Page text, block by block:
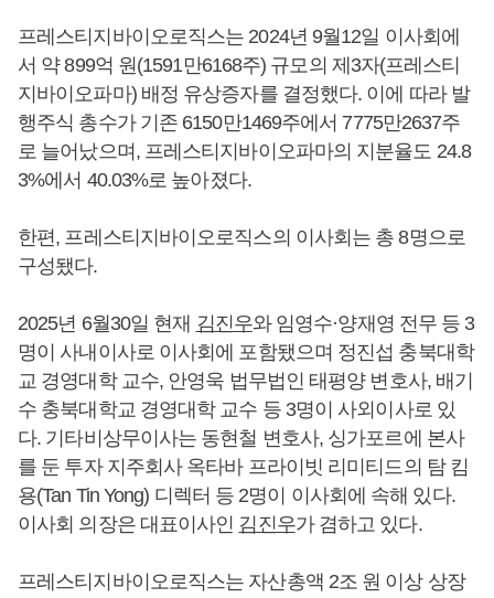
프레스티지바이오로직스는 2024년 9월12일 이사회에
서 약 899억 원(1591만6168주) 규모의 제3자(프레스티
지바이오파마) 배정 유상증자를 결정했다. 이에 따라 발
행주식 총수가 기존 6150만1469주에서 7775만2637주
로 늘어났으며, 프레스티지바이오파마의 지분율도 24.8
3%에서 40.03%로 높아졌다.
한편, 프레스티지바이오로직스의 이사회는 총 8명으로
구성됐다.
2025년 6월30일 현재 김진우와 임영수·양재영 전무 등 3
명이 사내이사로 이사회에 포함됐으며 정진섭 충북대학
교 경영대학 교수, 안영욱 법무법인 태평양 변호사, 배기
수 충북대학교 경영대학 교수 등 3명이 사외이사로 있
다. 기타비상무이사는 동현철 변호사, 싱가포르에 본사
를 둔 투자 지주회사 옥타바 프라이빗 리미티드의 탐 킴
용(Tan Tin Yong) 디렉터 등 2명이 이사회에 속해 있다.
이사회 의장은 대표이사인 김진우가 겸하고 있다.
프레스티지바이오로직스는 자산총액 2조 원 이상 상장